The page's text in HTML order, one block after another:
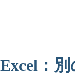
Excel：